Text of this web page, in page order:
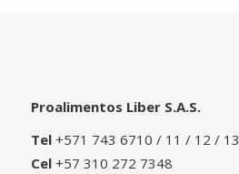
Proalimentos Liber S.A.S.
Tel +571 743 6710 / 11 / 12 / 13
Cel +57 310 272 7348